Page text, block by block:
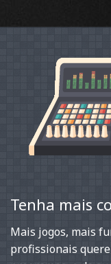
Tenha mais
Mais jogos, mais
profissionais